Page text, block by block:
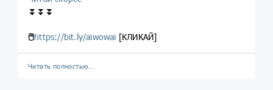
⏬⏬⏬
🖱https://bit.ly/aiwowai [КЛИКАЙ]
Читать полностью…